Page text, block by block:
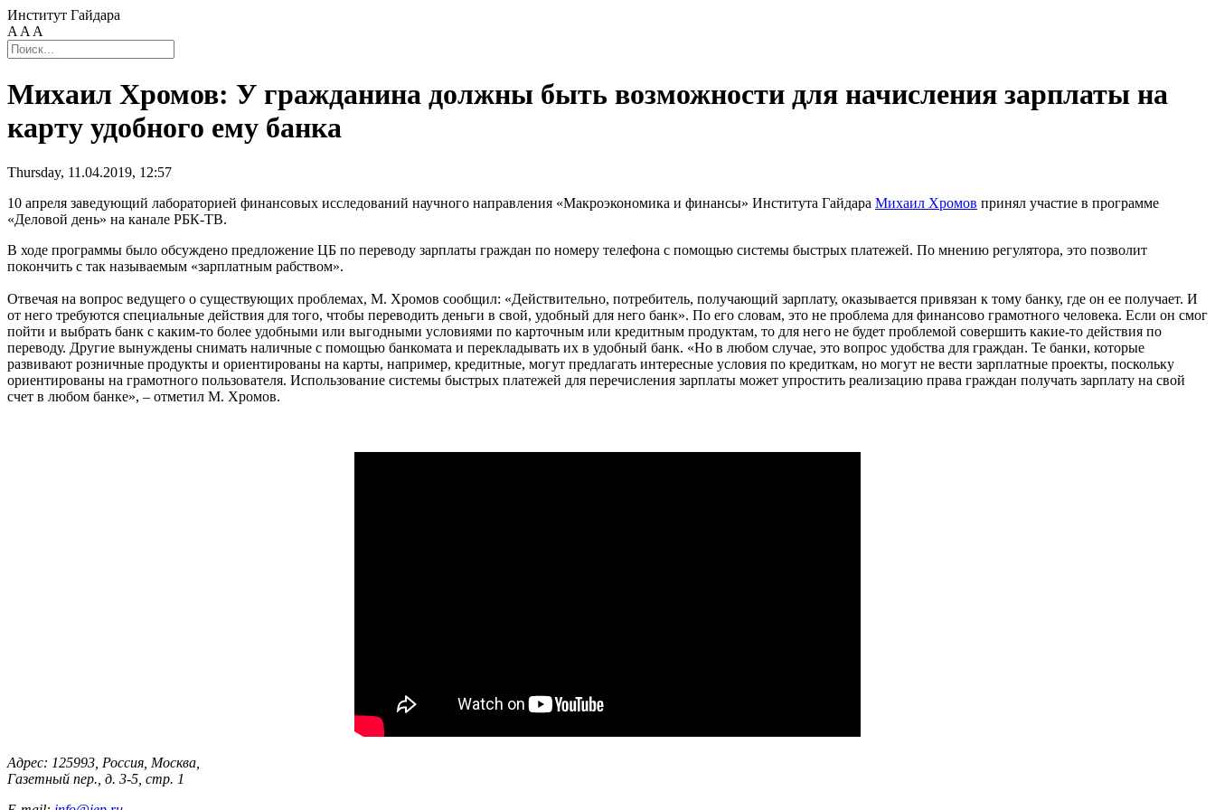
Институт Гайдара
A A A
Михаил Хромов: У гражданина должны быть возможности для начисления зарплаты на
карту удобного ему банка
Thursday, 11.04.2019, 12:57
10 апреля заведующий лабораторией финансовых исследований научного направления «Макроэкономика и финансы» Института Гайдара Михаил Хромов принял участие в программе
«Деловой день» на канале РБК-ТВ.
В ходе программы было обсуждено предложение ЦБ по переводу зарплаты граждан по номеру телефона с помощью системы быстрых платежей. По мнению регулятора, это позволит
покончить с так называемым «зарплатным рабством».
Отвечая на вопрос ведущего о существующих проблемах, М. Хромов сообщил: «Действительно, потребитель, получающий зарплату, оказывается привязан к тому банку, где он ее получает. И
от него требуются специальные действия для того, чтобы переводить деньги в свой, удобный для него банк». По его словам, это не проблема для финансово грамотного человека. Если он смог
пойти и выбрать банк с каким-то более удобными или выгодными условиями по карточным или кредитным продуктам, то для него не будет проблемой совершить какие-то действия по
переводу. Другие вынуждены снимать наличные с помощью банкомата и перекладывать их в удобный банк. «Но в любом случае, это вопрос удобства для граждан. Те банки, которые
развивают розничные продукты и ориентированы на карты, например, кредитные, могут предлагать интересные условия по кредиткам, но могут не вести зарплатные проекты, поскольку
ориентированы на грамотного пользователя. Использование системы быстрых платежей для перечисления зарплаты может упростить реализацию права граждан получать зарплату на свой
счет в любом банке», – отметил М. Хромов.
Адрес: 125993, Россия, Москва,
Газетный пер., д. 3-5, стр. 1